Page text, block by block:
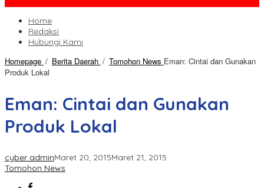
Home
Redaksi
Hubungi Kami
Homepage / Berita Daerah / Tomohon News Eman: Cintai dan Gunakan
Produk Lokal
Eman: Cintai dan Gunakan
Produk Lokal
cyber adminMaret 20, 2015Maret 21, 2015
Tomohon News